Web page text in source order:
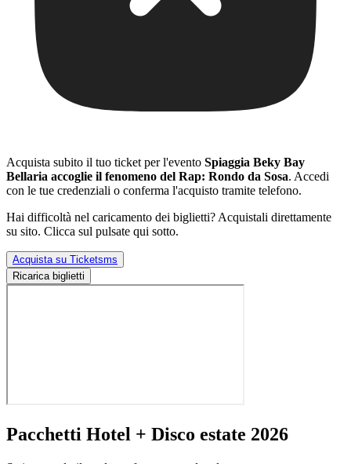
Acquista subito il tuo ticket per l'evento Spiaggia Beky Bay
Bellaria accoglie il fenomeno del Rap: Rondo da Sosa. Accedi
con le tue credenziali o conferma l'acquisto tramite telefono.
Hai difficoltà nel caricamento dei biglietti? Acquistali direttamente
su sito. Clicca sul pulsate qui sotto.
Acquista su Ticketsms
Ricarica biglietti
Pacchetti Hotel + Disco estate 2026